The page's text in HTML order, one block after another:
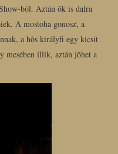
ból. Aztán õk is dalra
A mostoha gonosz, a
a hõs királyfi egy kicsit
mesében illik, aztán jöhet a